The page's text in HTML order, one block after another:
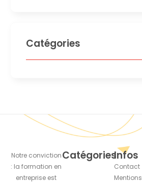
Catégories
Notre conviction
: la formation en
entreprise est
CatégoriesInfos
Contact
Mentions